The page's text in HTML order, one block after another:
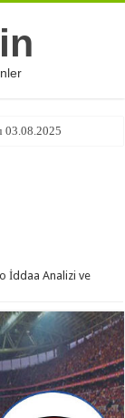
03.08.2025
İddaa Analizi ve